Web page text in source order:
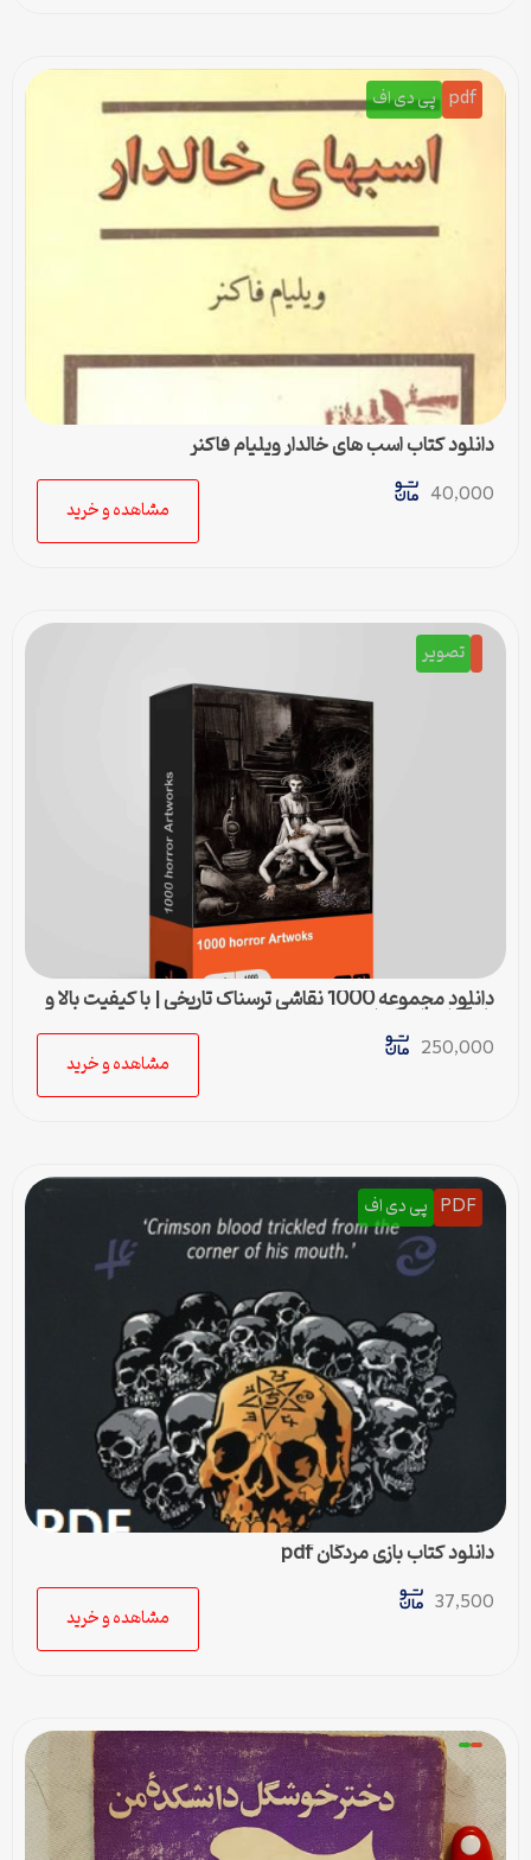
pdf پی دی اف
دانلود کتاب اسب های خالدار ویلیام فاکنر
40,000
مشاهده و خرید
تصویر
دانلود مجموعه 1000 نقاشی ترسناک تاریخی | با کیفیت بالا و
نام‌گذاری استاندارد
250,000
مشاهده و خرید
PDF پی دی اف
دانلود کتاب بازی مردگان pdf
37,500
مشاهده و خرید